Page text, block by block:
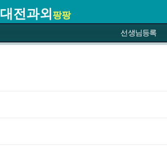
대전과외 팡팡
선생님등록